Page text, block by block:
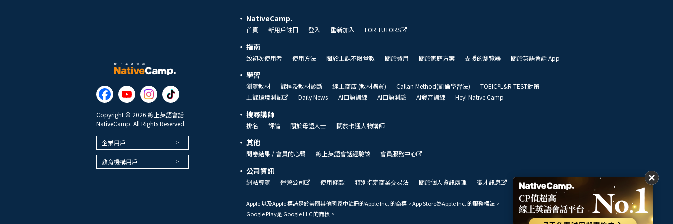
Copyright © 2026 線上英語會話
NativeCamp. All Rights Reserved.
企業用戶
教育機構用戶
NativeCamp.
首頁 新用戶註冊 登入 重新加入 FOR TUTORS
指南
致初次使用者 使用方法 關於上課不限堂數 關於費用 關於家庭方案 支援的瀏覽器 關於英語會話 App
學習
瀏覽教材 課程及教材診斷 線上商店 (教材購買) Callan Method(凱倫學習法)
TOEIC®L&R TEST對策
上課環境測試
Daily News AI口語訓練 AI口語測驗 AI發音訓練 Hey! Native Camp
搜尋講師
排名 評論 關於母語人士 關於卡通人物講師
其他
問卷結果 / 會員的心聲 線上英語會話經驗談 會員服務中心
公司資訊
網站導覽 運營公司 使用條款 特別指定商業交易法 關於個人資訊處理 徵才訊息 我們的展望
Apple 以及Apple 標誌是於美國其他國家中註冊的Apple Inc. 的商標。App Store為Apple Inc. 的服務標誌。
Google Play是 Google LLC 的商標。